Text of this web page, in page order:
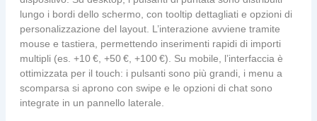
lungo i bordi dello schermo, con tooltip dettagliati e opzioni di
personalizzazione del layout. L’interazione avviene tramite
mouse e tastiera, permettendo inserimenti rapidi di importi
multipli (es. +10 €, +50 €, +100 €). Su mobile, l’interfaccia è
ottimizzata per il touch: i pulsanti sono più grandi, i menu a
scomparsa si aprono con swipe e le opzioni di chat sono
integrate in un pannello laterale.